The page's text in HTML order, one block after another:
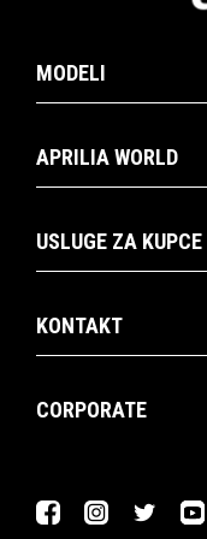
MODELI
APRILIA WORLD
USLUGE ZA KUPCE
KONTAKT
CORPORATE
FacebookInstagram
Twitter